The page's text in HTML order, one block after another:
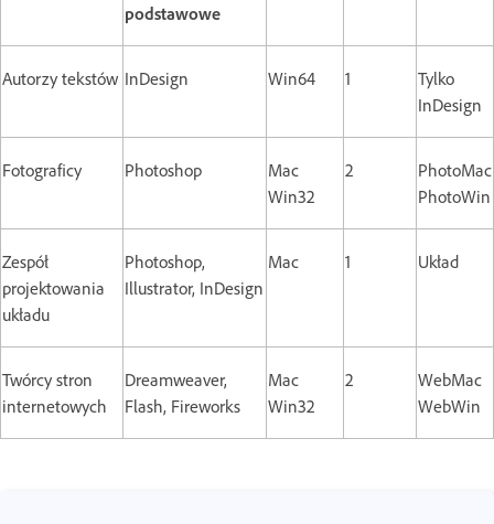
podstawowe
Autorzy tekstów InDesign Win64 1
Tylko
InDesign
Fotograficy Photoshop
Mac
Win32
2
PhotoMac
PhotoWin
Zespół
projektowania
układu
Photoshop,
Illustrator, InDesign
Mac 1 Układ
Twórcy stron
internetowych
Dreamweaver,
Flash, Fireworks
Mac
Win32
2
WebMac
WebWin